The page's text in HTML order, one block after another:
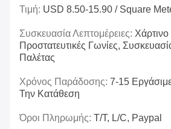
Τιμή: USD 8.50-15.90 / Square
Συσκευασία Λεπτομέρειες:
Προστατευτικές Γωνίες,
Παλέτας
Χρόνος Παράδοσης: 7-15
Την Κατάθεση
Όροι Πληρωμής: T/t, L/c, Paypal